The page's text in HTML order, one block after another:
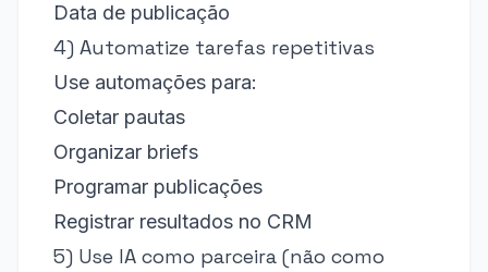
Data de publicação
4) Automatize tarefas repetitivas
Use automações para:
Coletar pautas
Organizar briefs
Programar publicações
Registrar resultados no CRM
5) Use IA como parceira (não como